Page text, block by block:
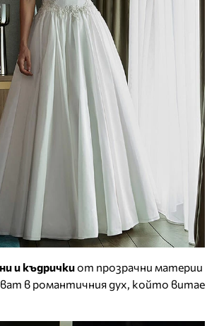
и къдричкиот прозрачни материи
в романтичния дух, който витае